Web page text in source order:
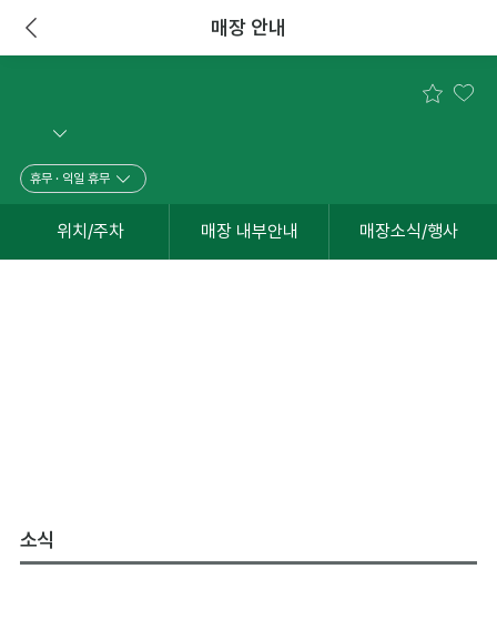
매장 안내
휴무 · 익일 휴무
위치/주차 매장 내부안내 매장소식/행사
소식